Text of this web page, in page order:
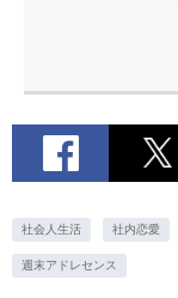
社会人生活 社内恋愛
週末アドレセンス